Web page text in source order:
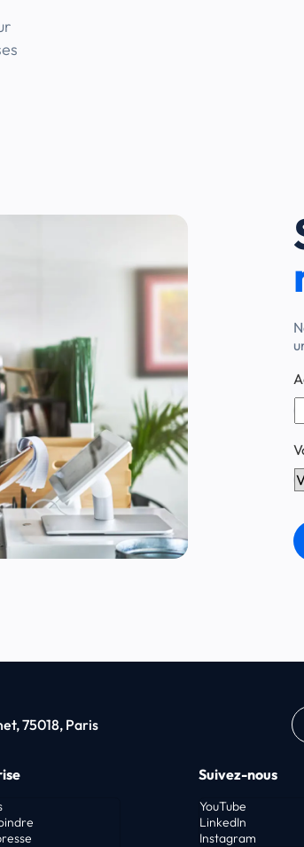
75018, Paris
Suivez-nous
YouTube
LinkedIn
Instagram